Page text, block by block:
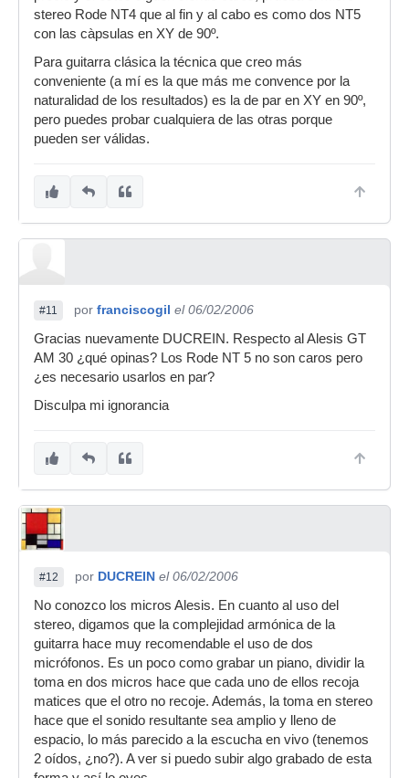
stereo Rode NT4 que al fin y al cabo es como dos NT5
con las càpsulas en XY de 90º.
Para guitarra clásica la técnica que creo más
conveniente (a mí es la que más me convence por la
naturalidad de los resultados) es la de par en XY en 90º,
pero puedes probar cualquiera de las otras porque
pueden ser válidas.
#11 por franciscogil el 06/02/2006
Gracias nuevamente DUCREIN. Respecto al Alesis GT
AM 30 ¿qué opinas? Los Rode NT 5 no son caros pero
¿es necesario usarlos en par?
Disculpa mi ignorancia
#12 por DUCREIN el 06/02/2006
No conozco los micros Alesis. En cuanto al uso del
stereo, digamos que la complejidad armónica de la
guitarra hace muy recomendable el uso de dos
micrófonos. Es un poco como grabar un piano, dividir la
toma en dos micros hace que cada uno de ellos recoja
matices que el otro no recoje. Además, la toma en stereo
hace que el sonido resultante sea amplio y lleno de
espacio, lo más parecido a la escucha en vivo (tenemos
2 oídos, ¿no?). A ver si puedo subir algo grabado de esta